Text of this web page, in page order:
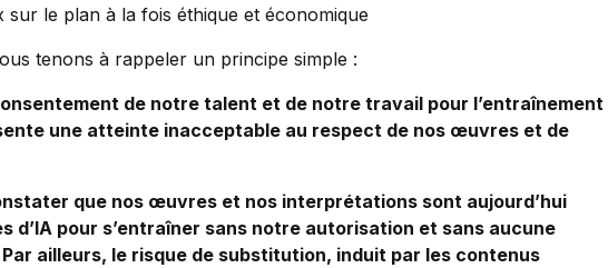
le plan à la fois éthique et économique
tenons à rappeler un principe simple :
de notre talent et de notre travail pour l’entraînement
une atteinte inacceptable au respect de nos œuvres et de
que nos œuvres et nos interprétations sont aujourd’hui
d’IA pour s’entraîner sans notre autorisation et sans aucune
ailleurs, le risque de substitution, induit par les contenus